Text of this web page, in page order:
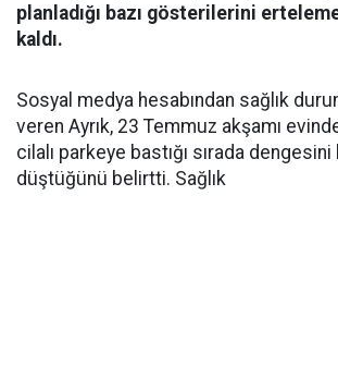
planladığı bazı gösterilerini
kaldı.
Sosyal medya hesabından sağlık
veren Ayrık, 23 Temmuz akşamı
cilalı parkeye bastığı sırada
düştüğünü belirtti. Sağlık